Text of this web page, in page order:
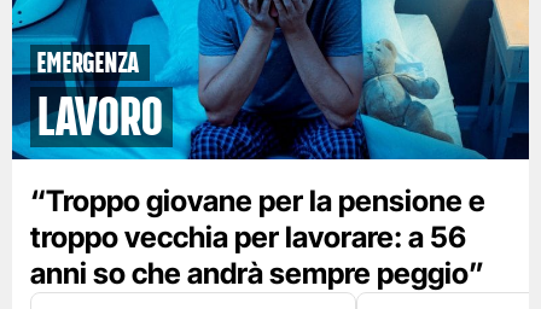
emergenza
lavoro
“Troppo giovane per la pensione e
troppo vecchia per lavorare: a 56
anni so che andrà sempre peggio”